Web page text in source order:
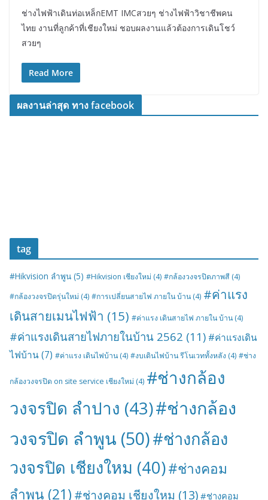
ช่างไฟฟ้าเดินท่อเหล็กEMT IMCสวยๆ ช่างไฟฟ้าวิชาชีพคน
ไทย งานที่ลูกค้าที่เชียงใหม่ ชอบผลงานแล้วต้องการเดินโชว์
สวยๆ
Read More
ผลงานล่าสุด ทาง facebook
tag
#Hikvision ลำพูน (5) #Hikvision เชียงใหม่ (4) #กล้องวงจรปิดภาพสี (4)
#กล้องวงจรปิดรุ่นใหม่ (4) #การเปลี่ยนสายไฟ ภายใน บ้าน (4) #ค่าแรง
เดินสายเมนไฟฟ้า (15) #ค่าแรง เดินสายไฟ ภายใน บ้าน (4)
#ค่าแรงเดินสายไฟภายในบ้าน 2562 (11) #ค่าแรงเดิน
ไฟบ้าน(7) #ค่าแรง เดินไฟบ้าน (4) #งบเดินไฟบ้าน รีโนเวททั้งหลัง (4) #ช่าง
กล้องวงจรปิด on site service เชียงใหม่ (4) #ช่างกล้อง
วงจรปิด ลำปาง (43)#ช่างกล้อง
วงจรปิด ลำพูน (50)#ช่างกล้อง
วงจรปิด เชียงใหม (40)#ช่างคอม
ลำพูน (21) #ช่างคอม เชียงใหม (13) #ช่างคอม